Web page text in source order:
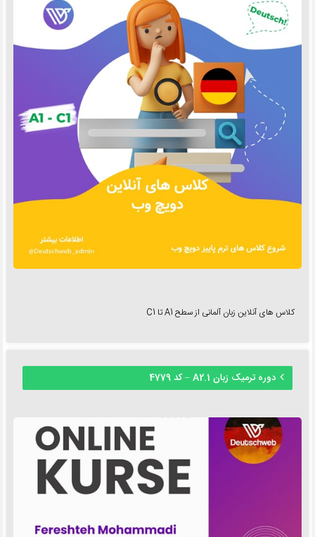
کلاس های آنلاین زبان آلمانی از سطح A1 تا C1
دوره ترمیک زبان A2.1 – کد 4779